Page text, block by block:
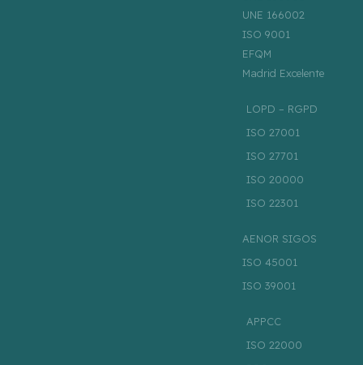
UNE 166002
ISO 9001
EFQM
Madrid Excelente
LOPD – RGPD
ISO 27001
ISO 27701
ISO 20000
ISO 22301
AENOR SIGOS
ISO 45001
ISO 39001
APPCC
ISO 22000